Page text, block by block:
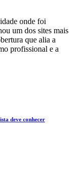
onde foi
um dos sites mais
que alia a
profissional e a
deve conhecer